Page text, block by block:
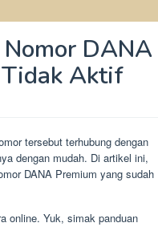
DANA
Aktif
tersebut terhubung dengan
dengan mudah. Di artikel ini,
DANA Premium yang sudah
online. Yuk, simak panduan